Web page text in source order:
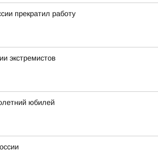
прекратил работу
экстремистов
юбилей